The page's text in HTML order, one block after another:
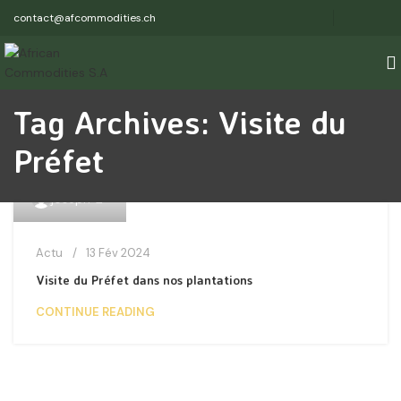
contact@afcommodities.ch
Tag Archives: Visite du
Préfet
joseph
Actu
13 Fév 2024
Visite du Préfet dans nos plantations
CONTINUE READING